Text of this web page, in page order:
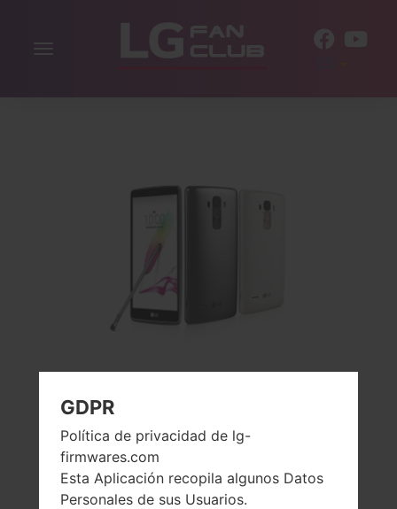
Alternar
LG H540D (LGH540D)
DE LA SERIE LG G4
GDPR
Política de privacidad de lg-
firmwares.com
Esta Aplicación recopila algunos Datos
Personales de sus Usuarios.